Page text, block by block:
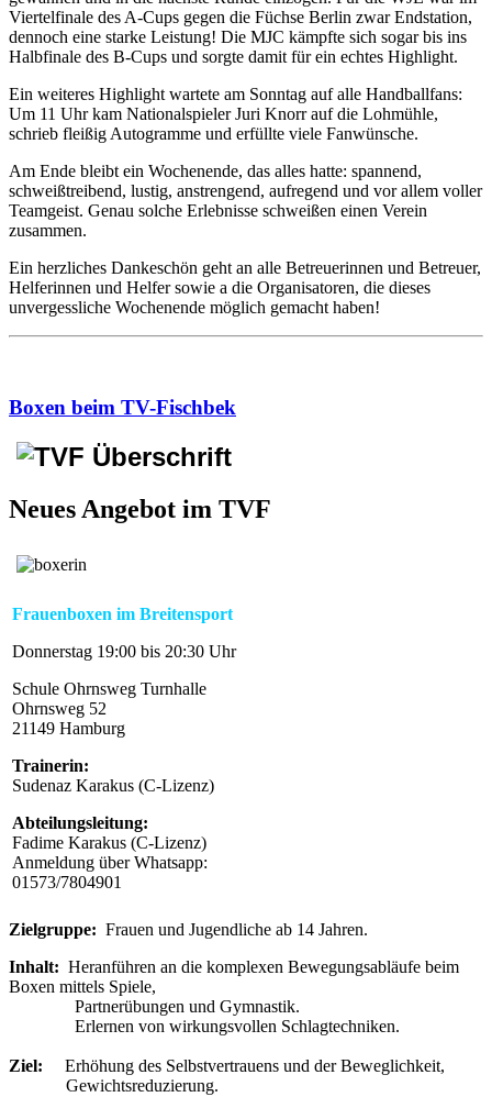
Viertelfinale des A-Cups gegen die Füchse Berlin zwar Endstation,
dennoch eine starke Leistung! Die MJC kämpfte sich sogar bis ins
Halbfinale des B-Cups und sorgte damit für ein echtes Highlight.
Ein weiteres Highlight wartete am Sonntag auf alle Handballfans:
Um 11 Uhr kam Nationalspieler Juri Knorr auf die Lohmühle,
schrieb fleißig Autogramme und erfüllte viele Fanwünsche.
Am Ende bleibt ein Wochenende, das alles hatte: spannend,
schweißtreibend, lustig, anstrengend, aufregend und vor allem voller
Teamgeist. Genau solche Erlebnisse schweißen einen Verein
zusammen.
Ein herzliches Dankeschön geht an alle Betreuerinnen und Betreuer,
Helferinnen und Helfer sowie a die Organisatoren, die dieses
unvergessliche Wochenende möglich gemacht haben!
Boxen beim TV-Fischbek
Neues Angebot im TVF
Frauenboxen im Breitensport
Donnerstag 19:00 bis 20:30 Uhr
Schule Ohrnsweg Turnhalle
Ohrnsweg 52
21149 Hamburg
Trainerin:
Sudenaz Karakus (C-Lizenz)
Abteilungsleitung:
Fadime Karakus (C-Lizenz)
Anmeldung über Whatsapp:
01573/7804901
Zielgruppe: Frauen und Jugendliche ab 14 Jahren.
Inhalt: Heranführen an die komplexen Bewegungsabläufe beim
Boxen mittels Spiele,
Partnerübungen und Gymnastik.
Erlernen von wirkungsvollen Schlagtechniken.
Ziel: Erhöhung des Selbstvertrauens und der Beweglichkeit,
Gewichtsreduzierung.